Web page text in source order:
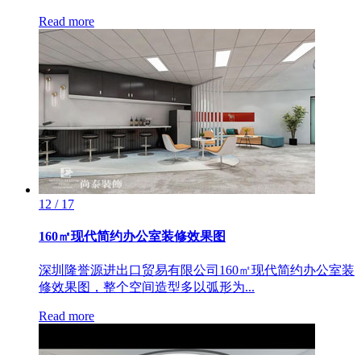
Read more
12 / 17
160㎡现代简约办公室装修效果图
深圳隆誉源进出口贸易有限公司160㎡现代简约办公室装
修效果图，整个空间造型多以弧形为...
Read more